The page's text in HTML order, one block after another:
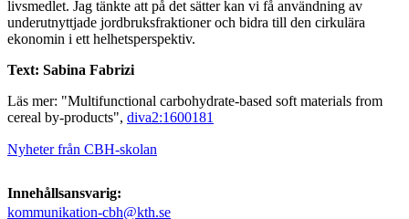
livsmedlet. Jag tänkte att på det sätter kan vi få användning av
underutnyttjade jordbruksfraktioner och bidra till den cirkulära
ekonomin i ett helhetsperspektiv.
Text: Sabina Fabrizi
Läs mer: "Multifunctional carbohydrate-based soft materials from
cereal by-products", diva2:1600181
Nyheter från CBH-skolan
Innehållsansvarig:
kommunikation-cbh@kth.se